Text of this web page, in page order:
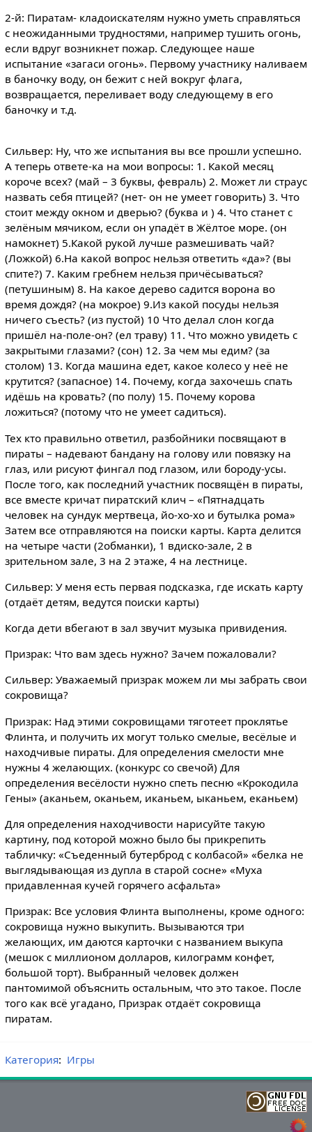
2-й: Пиратам- кладоискателям нужно уметь справляться
с неожиданными трудностями, например тушить огонь,
если вдруг возникнет пожар. Следующее наше
испытание «загаси огонь». Первому участнику наливаем
в баночку воду, он бежит с ней вокруг флага,
возвращается, переливает воду следующему в его
баночку и т.д.
Сильвер: Ну, что же испытания вы все прошли успешно.
А теперь ответе-ка на мои вопросы: 1. Какой месяц
короче всех? (май – 3 буквы, февраль) 2. Может ли страус
назвать себя птицей? (нет- он не умеет говорить) 3. Что
стоит между окном и дверью? (буква и ) 4. Что станет с
зелёным мячиком, если он упадёт в Жёлтое море. (он
намокнет) 5.Какой рукой лучше размешивать чай?
(Ложкой) 6.На какой вопрос нельзя ответить «да»? (вы
спите?) 7. Каким гребнем нельзя причёсываться?
(петушиным) 8. На какое дерево садится ворона во
время дождя? (на мокрое) 9.Из какой посуды нельзя
ничего съесть? (из пустой) 10 Что делал слон когда
пришёл на-поле-он? (ел траву) 11. Что можно увидеть с
закрытыми глазами? (сон) 12. За чем мы едим? (за
столом) 13. Когда машина едет, какое колесо у неё не
крутится? (запасное) 14. Почему, когда захочешь спать
идёшь на кровать? (по полу) 15. Почему корова
ложиться? (потому что не умеет садиться).
Тех кто правильно ответил, разбойники посвящают в
пираты – надевают бандану на голову или повязку на
глаз, или рисуют фингал под глазом, или бороду-усы.
После того, как последний участник посвящён в пираты,
все вместе кричат пиратский клич – «Пятнадцать
человек на сундук мертвеца, йо-хо-хо и бутылка рома»
Затем все отправляются на поиски карты. Карта делится
на четыре части (2обманки), 1 вдиско-зале, 2 в
зрительном зале, 3 на 2 этаже, 4 на лестнице.
Сильвер: У меня есть первая подсказка, где искать карту
(отдаёт детям, ведутся поиски карты)
Когда дети вбегают в зал звучит музыка привидения.
Призрак: Что вам здесь нужно? Зачем пожаловали?
Сильвер: Уважаемый призрак можем ли мы забрать свои
сокровища?
Призрак: Над этими сокровищами тяготеет проклятье
Флинта, и получить их могут только смелые, весёлые и
находчивые пираты. Для определения смелости мне
нужны 4 желающих. (конкурс со свечой) Для
определения весёлости нужно спеть песню «Крокодила
Гены» (аканьем, оканьем, иканьем, ыканьем, еканьем)
Для определения находчивости нарисуйте такую
картину, под которой можно было бы прикрепить
табличку: «Съеденный бутерброд с колбасой» «белка не
выглядывающая из дупла в старой сосне» «Муха
придавленная кучей горячего асфальта»
Призрак: Все условия Флинта выполнены, кроме одного:
сокровища нужно выкупить. Вызываются три
желающих, им даются карточки с названием выкупа
(мешок с миллионом долларов, килограмм конфет,
большой торт). Выбранный человек должен
пантомимой объяснить остальным, что это такое. После
того как всё угадано, Призрак отдаёт сокровища
пиратам.
Категория: Игры